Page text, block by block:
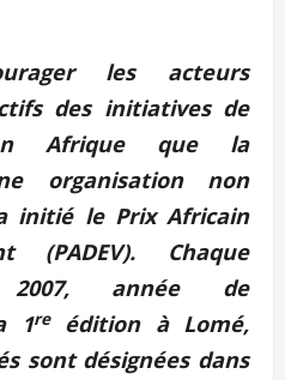
les acteurs
des initiatives de
en Afrique que la
organisation non
initié le Prix Africain
(PADEV). Chaque
2007, année de
1reédition à Lomé,
sont désignées dans